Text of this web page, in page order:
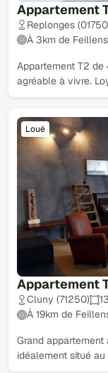
Appartement
Replonges
À 3km de Feillens
Appartement T2 de
agréable à vivre.
Appartement
Loué
Cluny (71250)
À 19km de
Grand
idéalement situé